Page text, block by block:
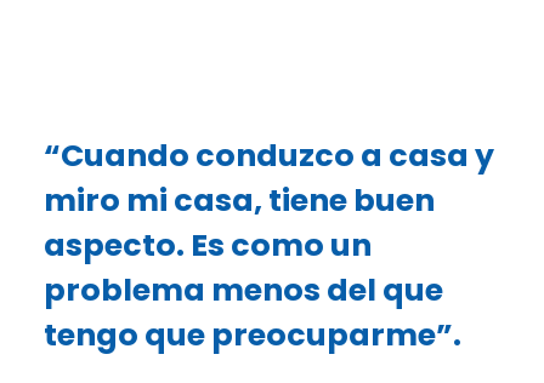
“Cuando conduzco a casa y
miro mi casa, tiene buen
aspecto. Es como un
problema menos del que
tengo que preocuparme”.